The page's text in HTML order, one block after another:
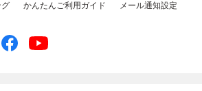
グ かんたんご利用ガイド メール通知設定